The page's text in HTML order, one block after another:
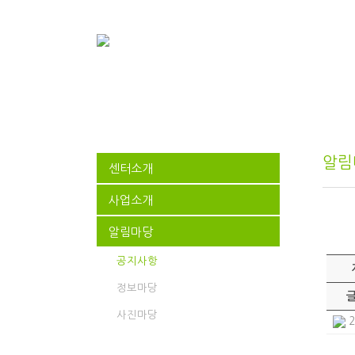
센터소개
사업소개
알림마당
공지사항
정보마당
사진마당
알